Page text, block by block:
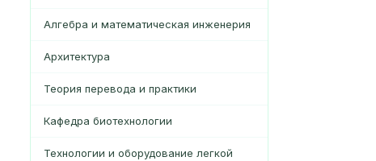
Алгебра и математическая инженерия
Архитектура
Теория перевода и практики
Кафедра биотехнологии
Технологии и оборудование легкой